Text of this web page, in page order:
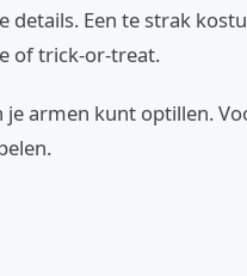
details. Een te strak
of trick-or-treat.
armen kunt optillen.